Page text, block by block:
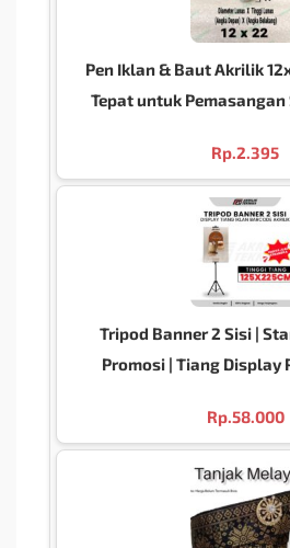
Pen Iklan & Baut Akrilik
Tepat untuk Pemasangan
Rp.2.395
Tripod Banner 2 Sisi |
Promosi | Tiang Display
Rp.58.000